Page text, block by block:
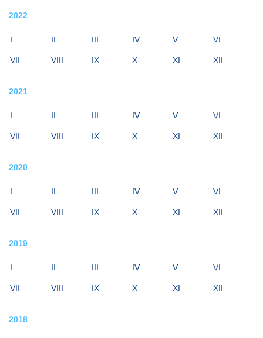
2022
I II III IV V VI
VII VIII IX X XI XII
2021
I II III IV V VI
VII VIII IX X XI XII
2020
I II III IV V VI
VII VIII IX X XI XII
2019
I II III IV V VI
VII VIII IX X XI XII
2018